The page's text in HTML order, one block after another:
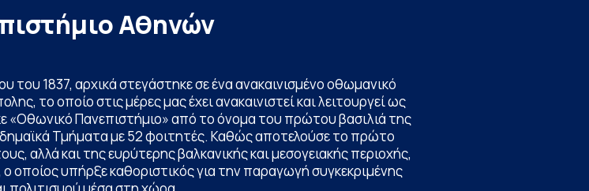
Αθηνών
του 1837, αρχικά στεγάστηκε σε ένα ανακαινισμένο οθωμανικό
το οποίο στις μέρες μας έχει ανακαινιστεί και λειτουργεί ως
«Οθωνικό Πανεπιστήμιο» από το όνομα του πρώτου βασιλιά της
Τμήματα με 52 φοιτητές. Καθώς αποτελούσε το πρώτο
αλλά και της ευρύτερης βαλκανικής και μεσογειακής περιοχής,
οποίος υπήρξε καθοριστικός για την παραγωγή συγκεκριμένης